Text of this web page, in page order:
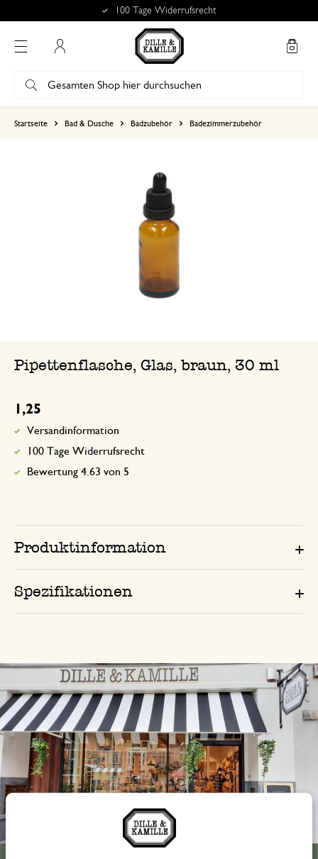
100 Tage Widerrufsrecht
Startseite Bad & Dusche Badzubehör Badezimmerzubehör
Pipettenflasche, Glas, braun, 30 ml
1,25
Versandinformation
100 Tage Widerrufsrecht
Bewertung 4.63 von 5
Produktinformation
Spezifikationen
Immer in der Nähe